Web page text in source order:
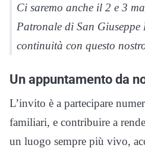
Ci saremo anche il 2 e 3
Patronale di San
continuità con questo
Un appuntamento da
L’invito è a partecipare
familiari, e contribuire a
un luogo sempre più vivo,